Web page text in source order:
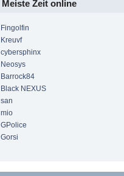
Meiste Zeit online
Fingolfin
Kreuvf
cybersphinx
Neosys
Barrock84
Black NEXUS
san
mio
GPolice
Gorsi